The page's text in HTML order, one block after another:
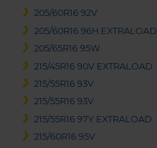
205/60R16 92V
205/60R16 96H EXTRALOAD
205/65R16 95W
215/45R16 90V EXTRALOAD
215/55R16 93V
215/55R16 93V
215/55R16 97Y EXTRALOAD
215/60R16 95V